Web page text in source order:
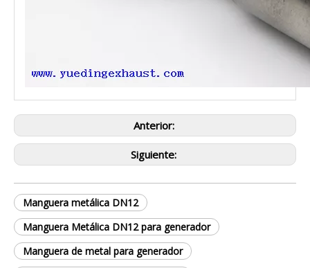
Anterior:
Siguiente:
Manguera metálica DN12
Manguera Metálica DN12 para generador
Manguera de metal para generador